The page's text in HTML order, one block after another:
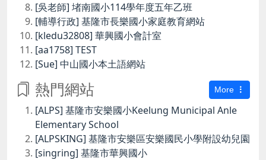
[吳老師] 堵南國小114學年度五年乙班
[輔導行政] 基隆市長樂國小家庭教育網站
[kledu32808] 華興國小會計室
[aa1758] TEST
[Sue] 中山國小本土語網站
熱門網站 More
[ALPS] 基隆市安樂國小Keelung Municipal Anle
Elementary School
[ALPSKING] 基隆市安樂區安樂國民小學附設幼兒園
[singring] 基隆市華興國小